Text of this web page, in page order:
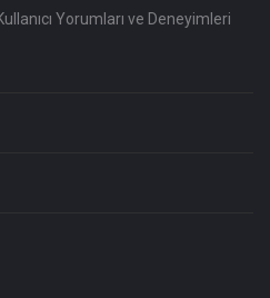
Yorumları ve Deneyimleri